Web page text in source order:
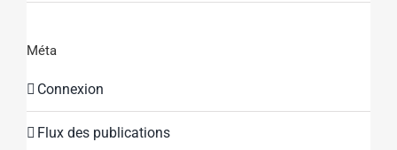
Méta
Connexion
Flux des publications